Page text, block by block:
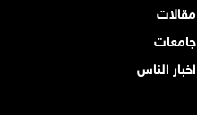
مقالات
جامعات
اخبار الناس